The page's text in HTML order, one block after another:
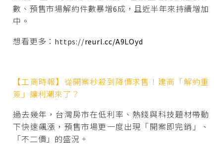
數、預售市場解約件數暴增6成，且近半年來持續增加
中。
想看更多：https://reurl.cc/A9LOyd
【工商時報】從開案秒殺到降價求售！建商「解約重
簽」讓利潮來了？
過去幾年，台灣房市在低利率、熱錢與科技題材帶動
下快速飆漲，預售市場更一度出現「開案即完銷」、
「不二價」的盛況。